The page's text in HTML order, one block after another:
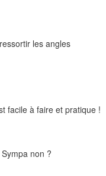
les angles
facile à faire et pratique !
Sympa non ?